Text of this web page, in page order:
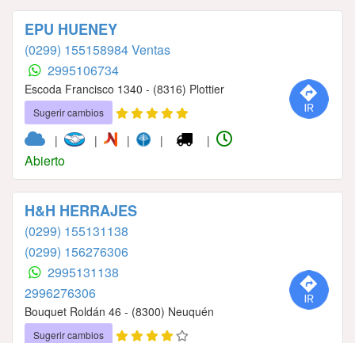
EPU HUENEY
(0299) 155158984 Ventas
2995106734
Escoda Francisco 1340 - (8316) Plottier
Sugerir cambios
| | | | |
Abierto
H&H HERRAJES
(0299) 155131138
(0299) 156276306
2995131138
2996276306
Bouquet Roldán 46 - (8300) Neuquén
Sugerir cambios